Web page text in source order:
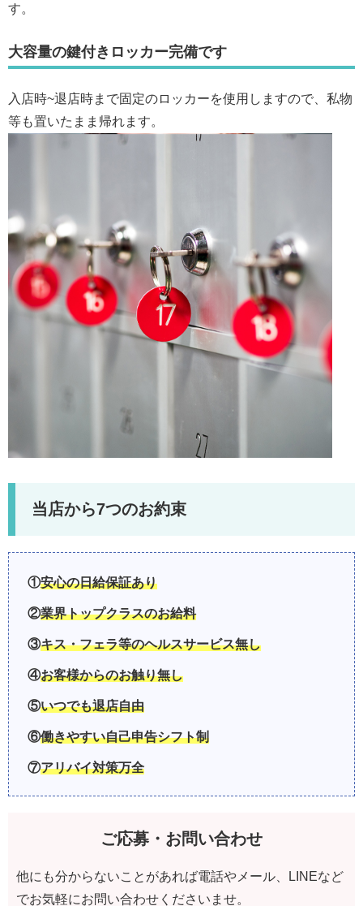
す。
大容量の鍵付きロッカー完備です
入店時~退店時まで固定のロッカーを使用しますので、私物
等も置いたまま帰れます。
当店から7つのお約束
①安心の日給保証あり
②業界トップクラスのお給料
③キス・フェラ等のヘルスサービス無し
④お客様からのお触り無し
⑤いつでも退店自由
⑥働きやすい自己申告シフト制
⑦アリバイ対策万全
ご応募・お問い合わせ
他にも分からないことがあれば電話やメール、LINEなど
でお気軽にお問い合わせくださいませ。